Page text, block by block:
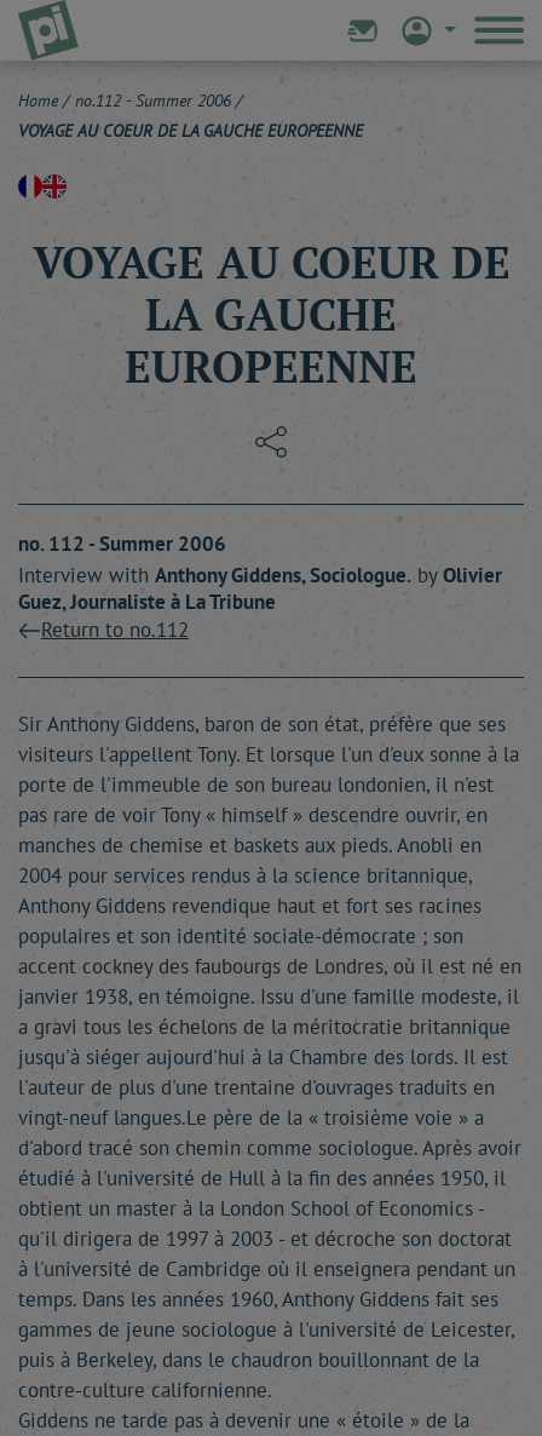
Home / no.112 - Summer 2006 /
VOYAGE AU COEUR DE LA GAUCHE EUROPEENNE
VOYAGE AU COEUR DE
LA GAUCHE
EUROPEENNE
no. 112 - Summer 2006
Interview with AnthonyGiddens, Sociologue. byOlivier
Guez, Journaliste à La Tribune
Return to no.112
Sir Anthony Giddens, baron de son état, préfère que ses
visiteurs l'appellent Tony. Et lorsque l'un d'eux sonne à la
porte de l'immeuble de son bureau londonien, il n'est
pas rare de voir Tony « himself » descendre ouvrir, en
manches de chemise et baskets aux pieds. Anobli en
2004 pour services rendus à la science britannique,
Anthony Giddens revendique haut et fort ses racines
populaires et son identité sociale-démocrate ; son
accent cockney des faubourgs de Londres, où il est né en
janvier 1938, en témoigne. Issu d'une famille modeste, il
a gravi tous les échelons de la méritocratie britannique
jusqu'à siéger aujourd'hui à la Chambre des lords. Il est
l'auteur de plus d'une trentaine d'ouvrages traduits en
vingt-neuf langues.Le père de la « troisième voie » a
d'abord tracé son chemin comme sociologue. Après avoir
étudié à l'université de Hull à la fin des années 1950, il
obtient un master à la London School of Economics -
qu'il dirigera de 1997 à 2003 - et décroche son doctorat
à l'université de Cambridge où il enseignera pendant un
temps. Dans les années 1960, Anthony Giddens fait ses
gammes de jeune sociologue à l'université de Leicester,
puis à Berkeley, dans le chaudron bouillonnant de la
contre-culture californienne.
Giddens ne tarde pas à devenir une « étoile » de la